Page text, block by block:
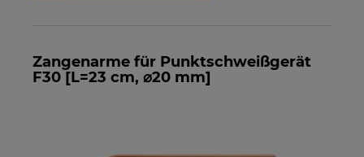
Zangenarme für Punktschweißgerät
F30 [L=23 cm, ⌀20 mm]